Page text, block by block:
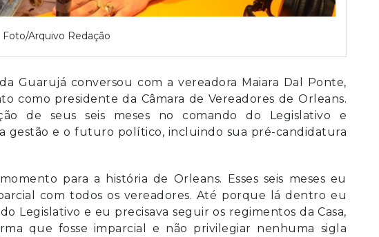
Foto/Arquivo Redação
Guarujá conversou com a vereadora Maiara Dal Ponte,
como presidente da Câmara de Vereadores de Orleans.
de seus seis meses no comando do Legislativo e
gestão e o futuro político, incluindo sua pré-candidatura
para a história de Orleans. Esses seis meses eu
com todos os vereadores. Até porque lá dentro eu
Legislativo e eu precisava seguir os regimentos da Casa,
que fosse imparcial e não privilegiar nenhuma sigla